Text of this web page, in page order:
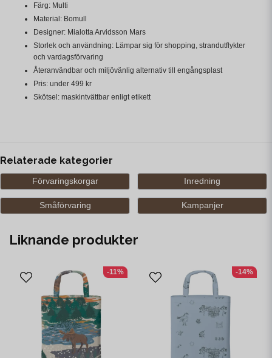
Färg: Multi
Material: Bomull
Designer: Mialotta Arvidsson Mars
Storlek och användning: Lämpar sig för shopping, strandutflykter
och vardagsförvaring
Återanvändbar och miljövänlig alternativ till engångsplast
Pris: under 499 kr
Skötsel: maskintvättbar enligt etikett
Relaterade kategorier
Förvaringskorgar Inredning
Småförvaring Kampanjer
Liknande produkter
-11% -14%